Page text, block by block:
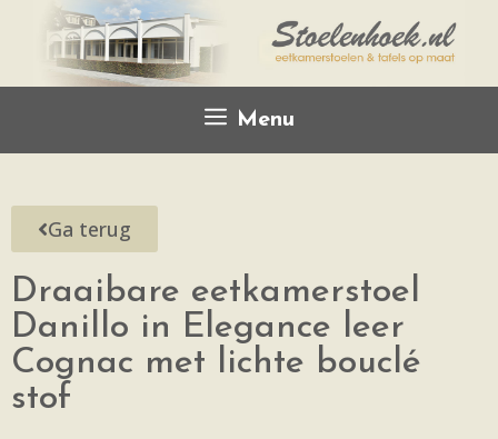
Menu
Ga terug
Draaibare eetkamerstoel
Danillo in Elegance leer
Cognac met lichte bouclé
stof